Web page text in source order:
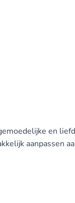
en
aanpassen